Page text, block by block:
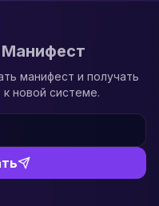
манифест и получать
новой системе.